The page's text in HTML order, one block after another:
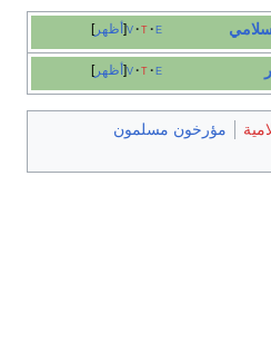
أظهر v t e
أظهر v t e
مؤرخون مسلمون